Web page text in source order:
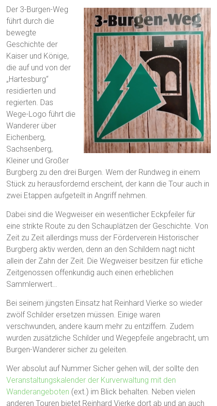
Der 3-Burgen-Weg
führt durch die
bewegte
Geschichte der
Kaiser und Könige,
die auf und von der
„Hartesburg“
residierten und
regierten. Das
Wege-Logo führt die
Wanderer über
Eichenberg,
Sachsenberg,
Kleiner und Großer
Burgberg zu den drei Burgen. Wem der Rundweg in einem
Stück zu herausfordernd erscheint, der kann die Tour auch in
zwei Etappen aufgeteilt in Angriff nehmen.
Dabei sind die Wegweiser ein wesentlicher Eckpfeiler für
eine strikte Route zu den Schauplätzen der Geschichte. Von
Zeit zu Zeit allerdings muss der Förderverein Historischer
Burgberg aktiv werden, denn an den Schildern nagt nicht
allein der Zahn der Zeit. Die Wegweiser besitzen für etliche
Zeitgenossen offenkundig auch einen erheblichen
Sammlerwert…
Bei seinem jüngsten Einsatz hat Reinhard Vierke so wieder
zwölf Schilder ersetzen müssen. Einige waren
verschwunden, andere kaum mehr zu entziffern. Zudem
wurden zusätzliche Schilder und Wegepfeile angebracht, um
Burgen-Wanderer sicher zu geleiten.
Wer absolut auf Nummer Sicher gehen will, der sollte den
Veranstaltungskalender der Kurverwaltung mit den
Wanderangeboten (ext.) im Blick behalten. Neben vielen
anderen Touren bietet Reinhard Vierke dort ab und an auch